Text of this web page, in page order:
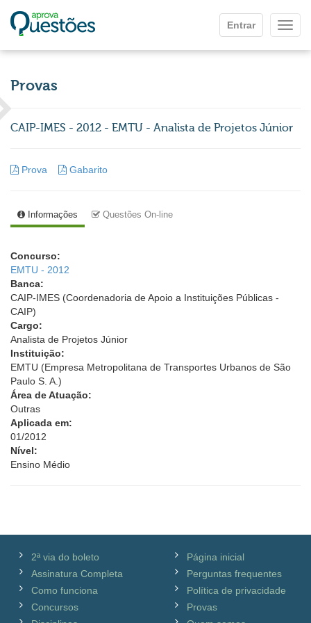
Entrar
Provas
CAIP-IMES - 2012 - EMTU - Analista de Projetos Júnior
Prova Gabarito
Informações Questões On-line
Concurso:
EMTU - 2012
Banca:
CAIP-IMES (Coordenadoria de Apoio a Instituições Públicas -
CAIP)
Cargo:
Analista de Projetos Júnior
Instituição:
EMTU (Empresa Metropolitana de Transportes Urbanos de São
Paulo S. A.)
Área de Atuação:
Outras
Aplicada em:
01/2012
Nível:
Ensino Médio
2ª via do boleto
Assinatura Completa
Como funciona
Concursos
Página inicial
Perguntas frequentes
Política de privacidade
Provas